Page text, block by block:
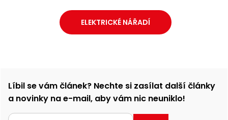
ELEKTRICKÉ NÁŘADÍ
Líbil se vám článek? Nechte si zasílat další články
a novinky na e-mail, aby vám nic neuniklo!